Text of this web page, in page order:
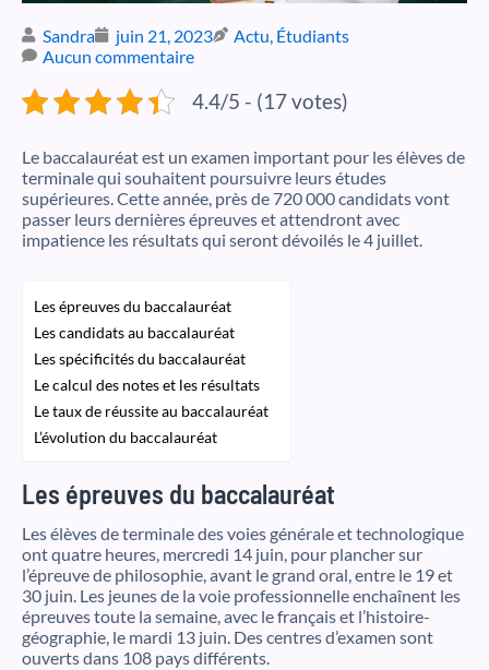
Sandra juin 21, 2023 Actu, Étudiants
Aucun commentaire
4.4/5 - (17 votes)
Le baccalauréat est un examen important pour les élèves de
terminale qui souhaitent poursuivre leurs études
supérieures.Cette année, près de 720 000 candidats vont
passer leurs dernières épreuves et attendront avec
impatience les résultats qui seront dévoilés le 4 juillet.
Les épreuves du baccalauréat
Les candidats au baccalauréat
Les spécificités du baccalauréat
Le calcul des notes et les résultats
Le taux de réussite au baccalauréat
L’évolution du baccalauréat
Les épreuves du baccalauréat
Les élèves de terminale des voies générale et technologique
ont quatre heures, mercredi 14 juin, pour plancher sur
l’épreuve de philosophie, avant le grand oral, entre le 19 et
30 juin. Les jeunes de la voie professionnelle enchaînent les
épreuves toute la semaine, avec le français et l’histoire-
géographie, le mardi 13 juin. Des centres d’examen sont
ouverts dans 108 pays différents.